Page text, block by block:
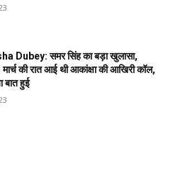
Dubey: समर सिंह का बड़ा खुलासा,
की रात आई थी आकांक्षा की आखिरी कॉल,
बात हुई